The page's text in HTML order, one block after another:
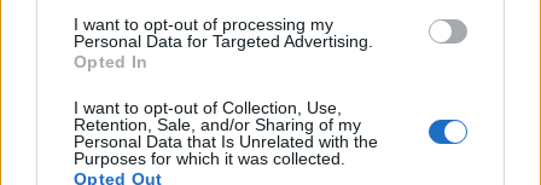
I want to opt-out of processing my
Personal Data for Targeted Advertising.
Opted In
I want to opt-out of Collection, Use,
Retention, Sale, and/or Sharing of my
Personal Data that Is Unrelated with the
Purposes for which it was collected.
Opted Out
phát triển, bất kể xuất phát điểm của họ như thế
Rủi ro về an toàn và thương tích